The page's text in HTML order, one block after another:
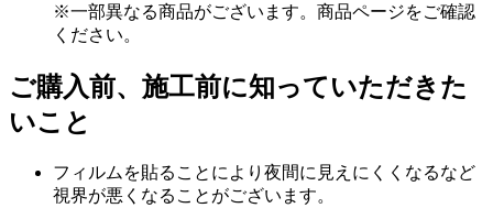
※一部異なる商品がございます。商品ページをご確認
ください。
ご購入前、施工前に知っていただきた
いこと
フィルムを貼ることにより夜間に見えにくくなるなど
視界が悪くなることがございます。